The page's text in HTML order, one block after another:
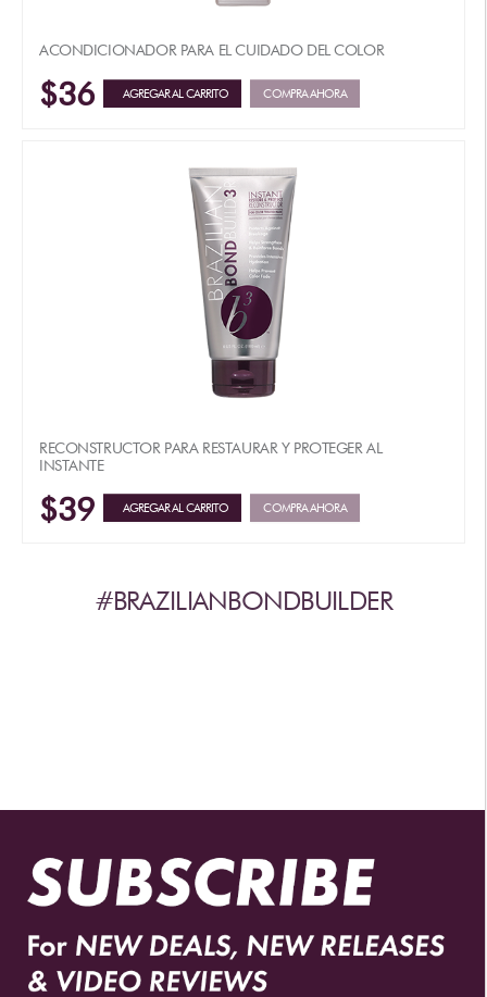
ACONDICIONADOR PARA EL CUIDADO DEL COLOR
$36 AGREGAR AL CARRITO COMPRA AHORA
RECONSTRUCTOR PARA RESTAURAR Y PROTEGER AL
INSTANTE
$39 AGREGAR AL CARRITO COMPRA AHORA
#BRAZILIANBONDBUILDER